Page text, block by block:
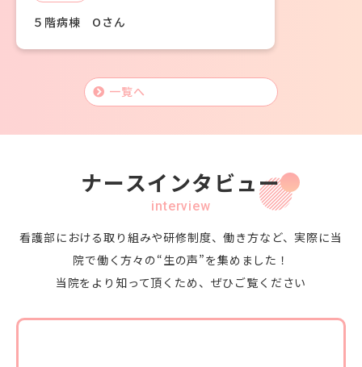
５階病棟 Oさん
一覧へ
ナースインタビュー
interview
看護部における取り組みや研修制度、働き方など、実際に当
院で働く方々の“生の声”を集めました！
当院をより知って頂くため、ぜひご覧ください